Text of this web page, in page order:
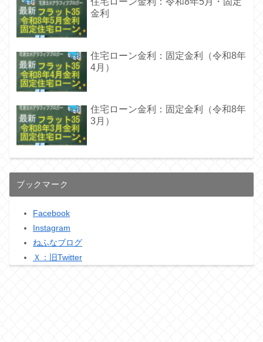
金利
住宅ローン金利：固定金利（令和8年
4月）
住宅ローン金利：固定金利（令和8年
3月）
ブックマーク
Facebook
Instagram
ねふなブログ
Ｘ：旧Twitter